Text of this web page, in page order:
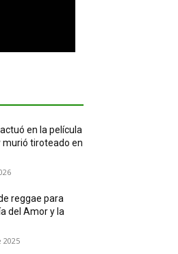
en la película
murió tiroteado en
reggae para
del Amor y la